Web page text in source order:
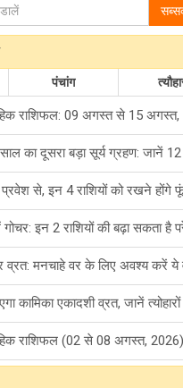
पंचांग
राशिफल: 09 अगस्त से 15